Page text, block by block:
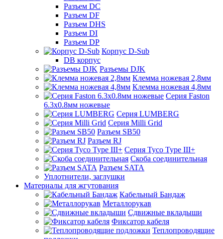
Разъем DC
Разъем DF
Разъем DHS
Разъем DI
Разъем DP
Корпус D-Sub
DB корпус
Разъемы DJK
Клемма ножевая 2,8мм
Клемма ножевая 4,8мм
Серия Faston
6.3х0.8мм ножевые
Серия LUMBERG
Серия Milli Grid
Разъем SB50
Разъем RJ
Серия Tyco Type III+
Скоба соединительная
Разъем SATA
Уплотнители, заглушки
Материалы для жгутования
Кабельный Бандаж
Металлорукав
Сдвижные вкладыши
Фиксатор кабеля
Теплопроводящие